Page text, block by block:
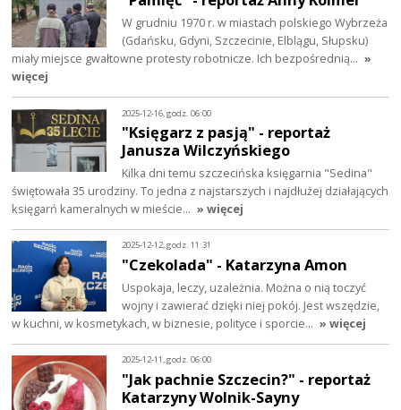
W grudniu 1970 r. w miastach polskiego Wybrzeża
(Gdańsku, Gdyni, Szczecinie, Elblągu, Słupsku)
miały miejsce gwałtowne protesty robotnicze. Ich bezpośrednią… »
więcej
2025-12-16, godz. 06:00
"Księgarz z pasją" - reportaż
Janusza Wilczyńskiego
Kilka dni temu szczecińska księgarnia "Sedina"
świętowała 35 urodziny. To jedna z najstarszych i najdłużej działających
księgarń kameralnych w mieście… » więcej
2025-12-12, godz. 11:31
"Czekolada" - Katarzyna Amon
Uspokaja, leczy, uzależnia. Można o nią toczyć
wojny i zawierać dzięki niej pokój. Jest wszędzie,
w kuchni, w kosmetykach, w biznesie, polityce i sporcie… » więcej
2025-12-11, godz. 06:00
"Jak pachnie Szczecin?" - reportaż
Katarzyny Wolnik-Sayny